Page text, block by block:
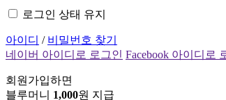
로그인 상태 유지
아이디 / 비밀번호 찾기
네이버 아이디로 로그인 Facebook 아이디로
회원가입하면
블루머니 1,000원 지급